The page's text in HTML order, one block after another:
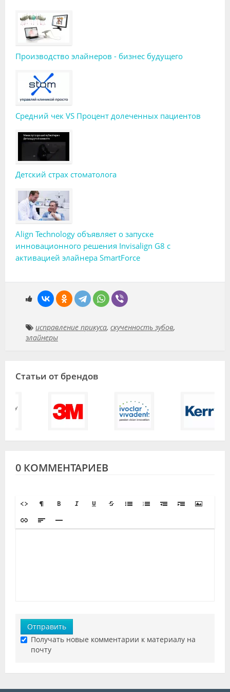
Производство элайнеров - бизнес будущего
Средний чек VS Процент долеченных пациентов
Детский страх стоматолога
Align Technology объявляет о запуске
инновационного решения Invisalign G8 с
активацией элайнера SmartForce
исправление прикуса, скученность зубов,
элайнеры
Статьи от брендов
0 КОММЕНТАРИЕВ
Отправить
Получать новые комментарии к материалу на
почту